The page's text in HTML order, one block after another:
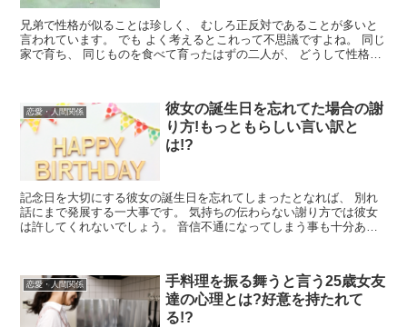
兄弟で性格が似ることは珍しく、 むしろ正反対であることが多いと
言われています。 でも よく考えるとこれって不思議ですよね。 同じ
家で育ち、 同じものを食べて育ったはずの二人が、 どうして性格だ
恋愛・人間関係
彼女の誕生日を忘れてた場合の謝
り方!もっともらしい言い訳と
は!?
記念日を大切にする彼女の誕生日を忘れてしまったとなれば、 別れ
話にまで発展する一大事です。 気持ちの伝わらない謝り方では彼女
は許してくれないでしょう。 音信不通になってしまう事も十分あり
恋愛・人間関係
手料理を振る舞うと言う25歳女友
達の心理とは?好意を持たれて
る!?